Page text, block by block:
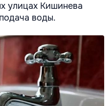
улицах Кишинева
воды.